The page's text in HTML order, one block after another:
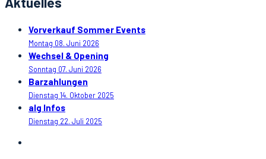
Vorverkauf Sommer Events
Montag 08. Juni 2026
Wechsel & Opening
Sonntag 07. Juni 2026
Barzahlungen
Dienstag 14. Oktober 2025
alg Infos
Dienstag 22. Juli 2025